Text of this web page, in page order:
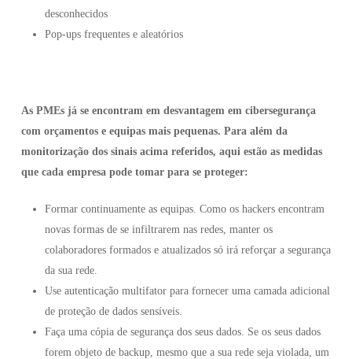
desconhecidos
Pop-ups frequentes e aleatórios
As PMEs já se encontram em desvantagem em cibersegurança
com orçamentos e equipas mais pequenas. Para além da
monitorização dos sinais acima referidos, aqui estão as medidas
que cada empresa pode tomar para se proteger:
Formar continuamente as equipas. Como os hackers encontram
novas formas de se infiltrarem nas redes, manter os
colaboradores formados e atualizados só irá reforçar a segurança
da sua rede.
Use autenticação multifator para fornecer uma camada adicional
de proteção de dados sensíveis.
Faça uma cópia de segurança dos seus dados. Se os seus dados
forem objeto de backup, mesmo que a sua rede seja violada, um